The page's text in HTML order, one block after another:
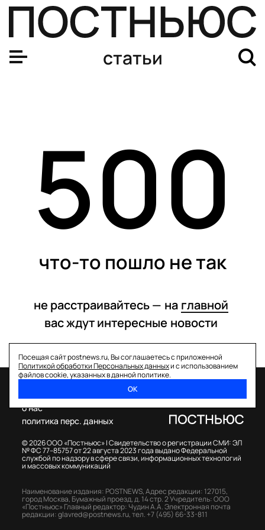
статьи
500
что-то пошло не так
не расстраивайтесь — на главной
вас ждут интересные новости
Посещая сайт postnews.ru, Вы соглашаетесь с приложенной
Политикой обработки Персональных данныхи с использованием
файлов cookie, указанных в данной политике.
ОК
© 2026 ООО «Постньюс» |Свидетельство о регистрации СМИ: ЭЛ
№ ФС 77–85757 от 22 августа 2023 года выдано Федеральной
службой по надзору в сфере связи, информационных технологий
и массовых коммуникаций
о нас
политика перс. данных
Наименование издания: POSTNEWS,Адрес редакции: 127015,
город Москва, Бумажный проезд, д. 14 стр. 2Учредитель: ООО
«Постньюс» Главный редактор: Чудин А.А.Электронная почта
редакции:glavred@postnews.ru,тел. +7 (495) 66-33-811